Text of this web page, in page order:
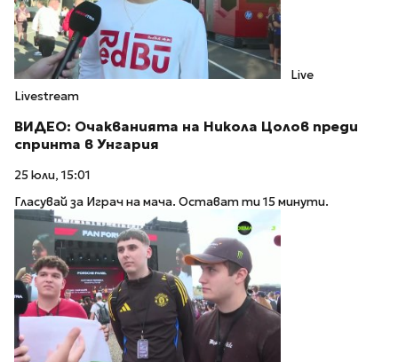
Live
Livestream
ВИДЕО: Очакванията на Никола Цолов преди
спринта в Унгария
25 юли, 15:01
Гласувай за Играч на мача. Остават ти 15 минути.